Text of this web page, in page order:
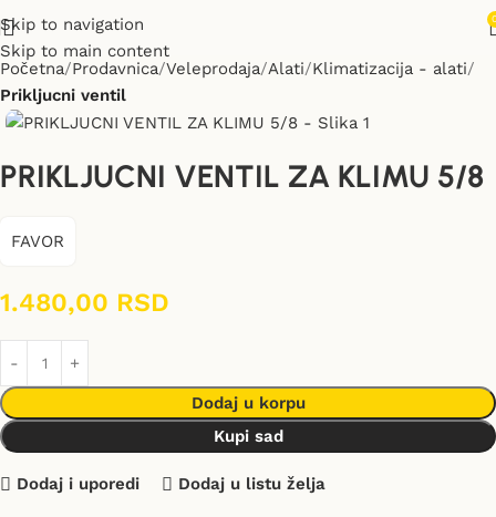
Skip to navigation
Skip to main content
Početna Prodavnica Veleprodaja Alati Klimatizacija - alati
Prikljucni ventil
PRIKLJUCNI VENTIL ZA KLIMU 5/8
FAVOR
1.480,00 RSD
Dodaj u korpu
Kupi sad
Dodaj i uporedi Dodaj u listu želja